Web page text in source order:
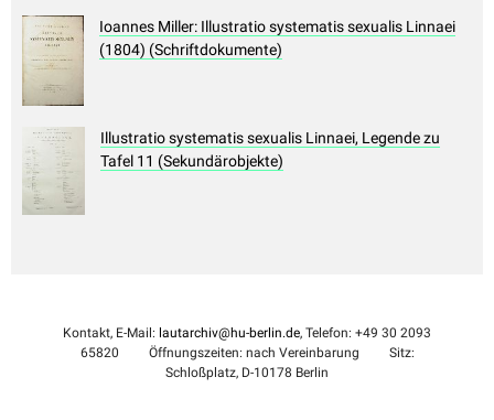
Ioannes Miller: Illustratio systematis sexualis Linnaei
(1804) (Schriftdokumente)
Illustratio systematis sexualis Linnaei, Legende zu
Tafel 11 (Sekundärobjekte)
Kontakt, E-Mail: lautarchiv@hu-berlin.de, Telefon: +49 30 2093
65820
Öffnungszeiten: nach Vereinbarung
Sitz:
Schloßplatz, D-10178 Berlin